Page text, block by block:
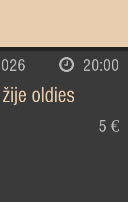
20:00
oldies
5 €